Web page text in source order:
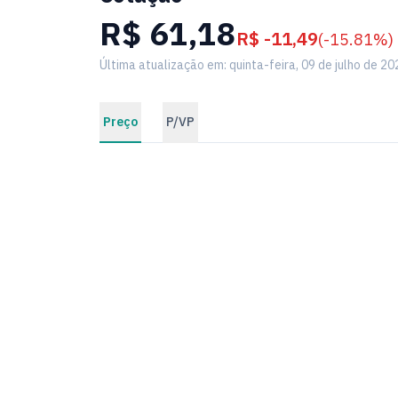
R$ 61,18R$ -11,49(-15.81%)
Última atualização em: quinta-feira, 09 de julho de
Preço P/VP